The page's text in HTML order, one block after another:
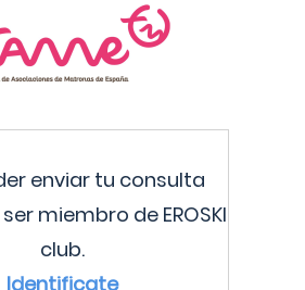
enviar tu consulta
miembro de EROSKI
club.
Identificate